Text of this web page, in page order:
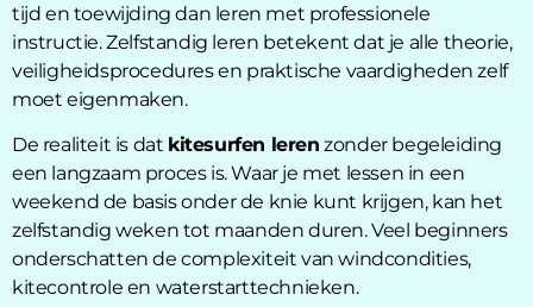
tijd en toewijding dan leren met professionele
instructie. Zelfstandig leren betekent dat je alle theorie,
veiligheidsprocedures en praktische vaardigheden zelf
moet eigenmaken.
De realiteit is dat kitesurfen leren zonder begeleiding
een langzaam proces is. Waar je met lessen in een
weekend de basis onder de knie kunt krijgen, kan het
zelfstandig weken tot maanden duren. Veel beginners
onderschatten de complexiteit van windcondities,
kitecontrole en waterstarttechnieken.